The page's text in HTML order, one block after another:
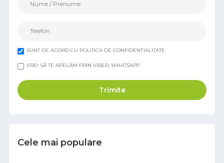
SUNT DE ACORD CU POLITICA DE CONFIDENȚIALITATE
VREI SĂ TE APELĂM PRIN VIBER, WHATSAPP
Trimite
Cele mai populare